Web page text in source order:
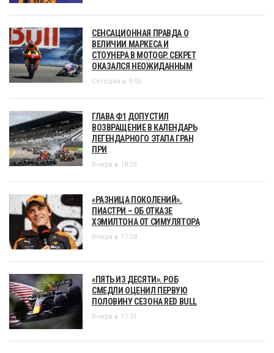
СЕНСАЦИОННАЯ ПРАВДА О
ВЕЛИЧИИ МАРКЕСА И
СТОУНЕРА В MOTOGP. СЕКРЕТ
ОКАЗАЛСЯ НЕОЖИДАННЫМ
Сегодня в 9:05
ГЛАВА Ф1 ДОПУСТИЛ
ВОЗВРАЩЕНИЕ В КАЛЕНДАРЬ
ЛЕГЕНДАРНОГО ЭТАПА ГРАН
ПРИ
Вчера в 18:55
«РАЗНИЦА ПОКОЛЕНИЙ».
ПИАСТРИ – ОБ ОТКАЗЕ
ХЭМИЛТОНА ОТ СИМУЛЯТОРА
Вчера в 17:58
«ПЯТЬ ИЗ ДЕСЯТИ». РОБ
СМЕДЛИ ОЦЕНИЛ ПЕРВУЮ
ПОЛОВИНУ СЕЗОНА RED BULL
Вчера в 17:01